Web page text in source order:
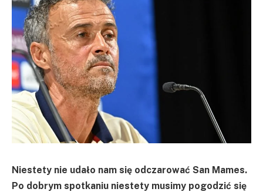
Niestety nie udało nam się odczarować San Mames.
Po dobrym spotkaniu niestety musimy pogodzić się